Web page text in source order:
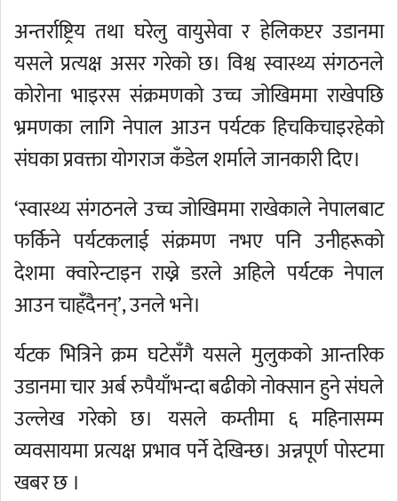
अन्तर्राष्ट्रिय तथा घरेलु वायुसेवा र हेलिकप्टर उडानमा
यसले प्रत्यक्ष असर गरेको छ। विश्व स्वास्थ्य संगठनले
कोरोना भाइरस संक्रमणको उच्च जोखिममा राखेपछि
भ्रमणका लागि नेपाल आउन पर्यटक हिचकिचाइरहेको
संघका प्रवक्ता योगराज कँडेल शर्माले जानकारी दिए।
‘स्वास्थ्य संगठनले उच्च जोखिममा राखेकाले नेपालबाट
फर्किने पर्यटकलाई संक्रमण नभए पनि उनीहरूको
देशमा क्वारेन्टाइन राख्ने डरले अहिले पर्यटक नेपाल
आउन चाहँदैनन्’, उनले भने।
र्यटक भित्रिने क्रम घटेसँगै यसले मुलुकको आन्तरिक
उडानमा चार अर्ब रुपैयाँभन्दा बढीको नोक्सान हुने संघले
उल्लेख गरेको छ। यसले कम्तीमा ६ महिनासम्म
व्यवसायमा प्रत्यक्ष प्रभाव पर्ने देखिन्छ। अन्नपूर्ण पोस्टमा
खबर छ ।